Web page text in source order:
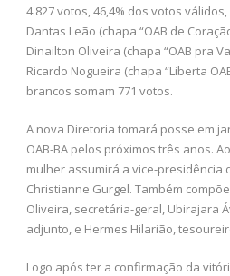
4.827 votos, 46,4% dos votos
Dantas Leão (chapa “OAB de
Dinailton Oliveira (chapa “OAB pra
Ricardo Nogueira (chapa “Liberta
brancos somam 771 votos.
A nova Diretoria tomará posse em
OAB-BA pelos próximos três anos.
mulher assumirá a vice-presidência
Christianne Gurgel. Também
Oliveira, secretária-geral, Ubirajara
adjunto, e Hermes Hilarião,
Logo após ter a confirmação da